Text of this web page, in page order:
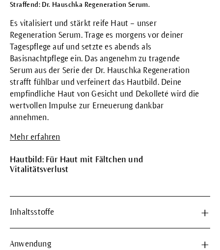
Straffend: Dr. Hauschka Regeneration Serum.
Es vitalisiert und stärkt reife Haut – unser
Regeneration Serum. Trage es morgens vor deiner
Tagespflege auf und setzte es abends als
Basisnachtpflege ein. Das angenehm zu tragende
Serum aus der Serie der Dr. Hauschka Regeneration
strafft fühlbar und verfeinert das Hautbild. Deine
empfindliche Haut von Gesicht und Dekolleté wird die
wertvollen Impulse zur Erneuerung dankbar
annehmen.
Mehr erfahren
Hautbild: Für Haut mit Fältchen und
Vitalitätsverlust
Inhaltsstoffe
Anwendung